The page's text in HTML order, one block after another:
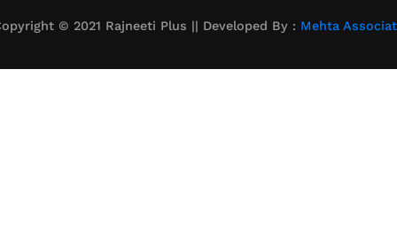
© 2021 Rajneeti Plus || Developed By : Mehta